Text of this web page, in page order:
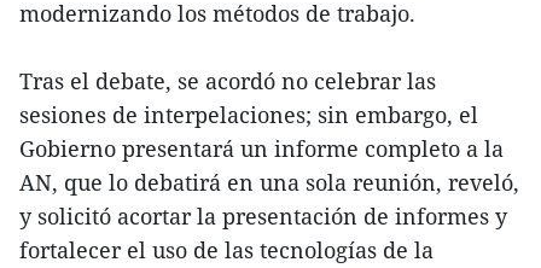
modernizando los métodos de trabajo.
Tras el debate, se acordó no celebrar las
sesiones de interpelaciones; sin embargo, el
Gobierno presentará un informe completo a la
AN, que lo debatirá en una sola reunión, reveló,
y solicitó acortar la presentación de informes y
fortalecer el uso de las tecnologías de la